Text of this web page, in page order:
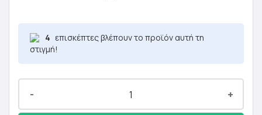
4 επισκέπτες βλέπουν το προϊόν αυτή τη
στιγμή!
- +